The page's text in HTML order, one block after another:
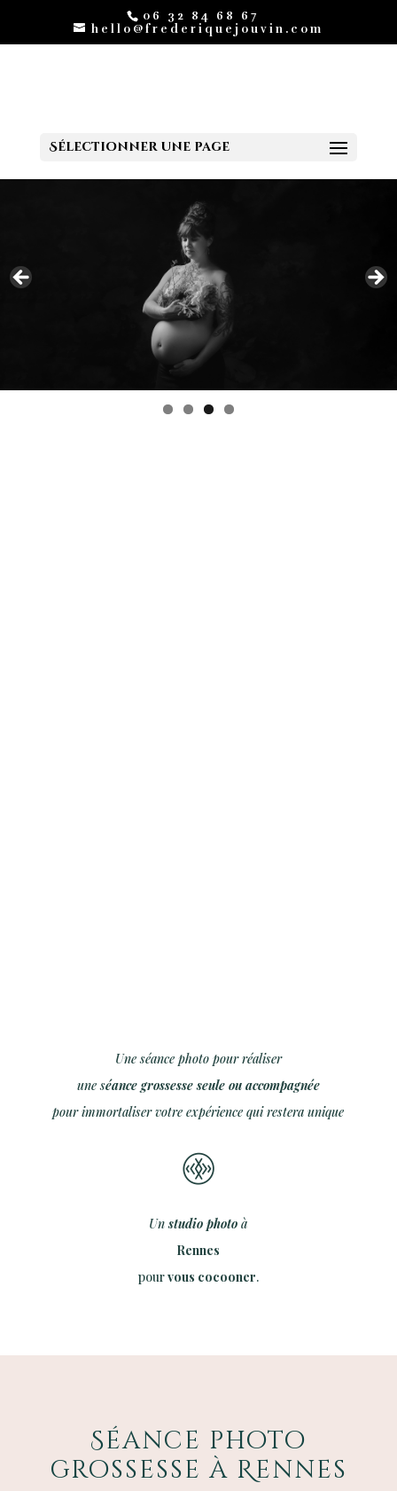
06 32 84 68 67
hello@frederiquejouvin.com
Sélectionner une page
Une séance photo pour réaliser
une séance grossesse seule ou accompagnée
pour immortaliser votre expérience qui restera unique
Unstudio photo à
Rennes
pourvous cocooner.
Séance photo
grossesse à Rennes